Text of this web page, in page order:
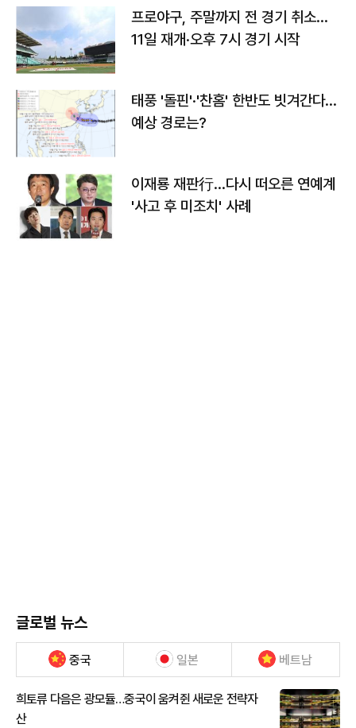
프로야구, 주말까지 전 경기 취소…
11일 재개·오후 7시 경기 시작
태풍 '돌핀'·'찬홈' 한반도 빗겨간다…
예상 경로는?
이재룡 재판行…다시 떠오른 연예계
'사고 후 미조치' 사례
글로벌 뉴스
중국 일본 베트남
희토류 다음은 광모듈…중국이 움켜쥔 새로운 전략자
산